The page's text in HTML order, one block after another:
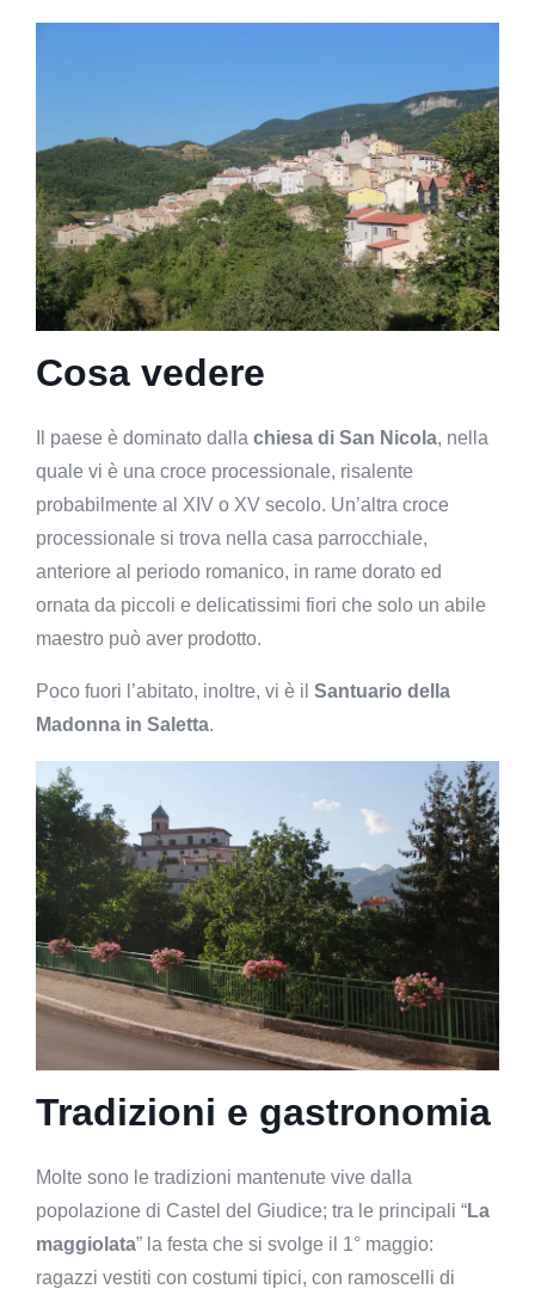
Cosa vedere
Il paese è dominato dalla chiesa di San Nicola, nella
quale vi è una croce processionale, risalente
probabilmente al XIV o XV secolo. Un’altra croce
processionale si trova nella casa parrocchiale,
anteriore al periodo romanico, in rame dorato ed
ornata da piccoli e delicatissimi fiori che solo un abile
maestro può aver prodotto.
Poco fuori l’abitato, inoltre, vi è il Santuario della
Madonna in Saletta.
Tradizioni e gastronomia
Molte sono le tradizioni mantenute vive dalla
popolazione di Castel del Giudice; tra le principali “La
maggiolata” la festa che si svolge il 1° maggio:
ragazzi vestiti con costumi tipici, con ramoscelli di